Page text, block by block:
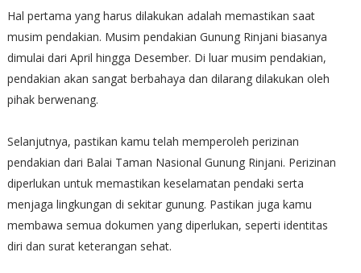
Hal pertama yang harus dilakukan adalah memastikan saat
musim pendakian. Musim pendakian Gunung Rinjani biasanya
dimulai dari April hingga Desember. Di luar musim pendakian,
pendakian akan sangat berbahaya dan dilarang dilakukan oleh
pihak berwenang.
Selanjutnya, pastikan kamu telah memperoleh perizinan
pendakian dari Balai Taman Nasional Gunung Rinjani. Perizinan
diperlukan untuk memastikan keselamatan pendaki serta
menjaga lingkungan di sekitar gunung. Pastikan juga kamu
membawa semua dokumen yang diperlukan, seperti identitas
diri dan surat keterangan sehat.